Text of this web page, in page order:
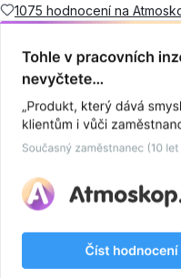
1075 hodnocení na